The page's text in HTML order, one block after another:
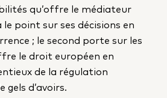
qu’offre le médiateur
point sur ses décisions en
; le second porte sur les
le droit européen en
de la régulation
gels d’avoirs.